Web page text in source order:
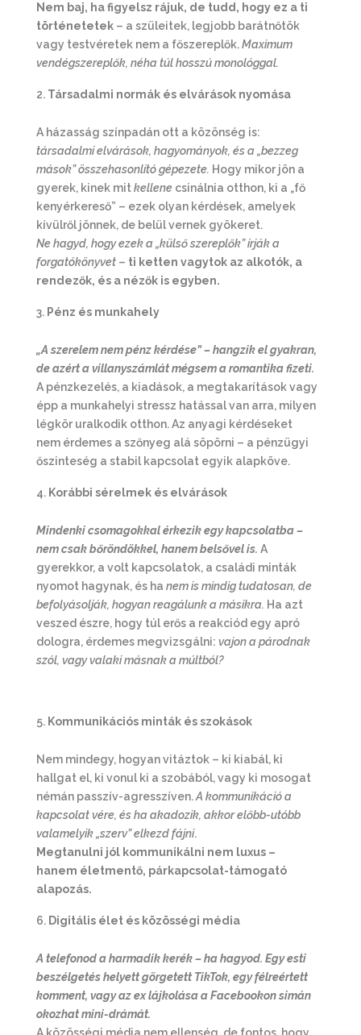
Nem baj, ha figyelsz rájuk, de tudd, hogy ez a ti
történetetek– a szüleitek, legjobb barátnőtök
vagy testvéretek nem a főszereplők.Maximum
vendégszereplők, néha túl hosszú monológgal.
Társadalmi normák és elvárások nyomása
A házasság színpadán ott a közönség is:
társadalmi elvárások, hagyományok, és a „bezzeg
mások” összehasonlító gépezete. Hogy mikor jön a
gyerek, kinek mitkellenecsinálnia otthon, ki a „fő
kenyérkereső” – ezek olyan kérdések, amelyek
kívülről jönnek, de belül vernek gyökeret.
Ne hagyd, hogy ezek a „külső szereplők” írják a
forgatókönyvet– ti ketten vagytok az alkotók, a
rendezők, és a nézők is egyben.
Pénz és munkahely
„A szerelem nem pénz kérdése” – hangzik el gyakran,
de azért a villanyszámlát mégsem a romantika fizeti.
A pénzkezelés, a kiadások, a megtakarítások vagy
épp a munkahelyi stressz hatással van arra, milyen
légkör uralkodik otthon. Az anyagi kérdéseket
nem érdemes a szőnyeg alá söpörni – a pénzügyi
őszinteség a stabil kapcsolat egyik alapköve.
Korábbi sérelmek és elvárások
Mindenki csomagokkal érkezik egy kapcsolatba –
nem csak bőröndökkel, hanem belsővel is. A
gyerekkor, a volt kapcsolatok, a családi minták
nyomot hagynak, és ha nem is mindig tudatosan, de
befolyásolják, hogyan reagálunk a másikra. Ha azt
veszed észre, hogy túl erős a reakciód egy apró
dologra, érdemes megvizsgálni: vajon a párodnak
szól, vagy valaki másnak a múltból?
Kommunikációs minták és szokások
Nem mindegy, hogyan vitáztok – ki kiabál, ki
hallgat el, ki vonul ki a szobából, vagy ki mosogat
némán passzív-agresszíven.A kommunikáció a
kapcsolat vére, és ha akadozik, akkor előbb-utóbb
valamelyik „szerv” elkezd fájni.
Megtanulni jól kommunikálni nem luxus –
hanem életmentő, párkapcsolat-támogató
alapozás.
Digitális élet és közösségi média
A telefonod a harmadik kerék – ha hagyod. Egy esti
beszélgetés helyett görgetett TikTok, egy félreértett
komment, vagy az ex lájkolása a Facebookon simán
okozhat mini-drámát.